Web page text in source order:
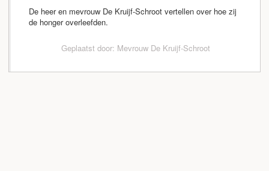
De heer en mevrouw De Kruijf-Schroot vertellen over hoe zij
de honger overleefden.
Geplaatst door: Mevrouw De Kruijf-Schroot